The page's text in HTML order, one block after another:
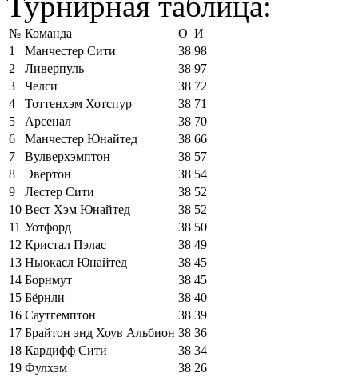
№ Команда О И
1
Манчестер Сити 38 98
2
Ливерпуль 38 97
3
Челси 38 72
4
Тоттенхэм Хотспур 38 71
5
Арсенал 38 70
6
Манчестер Юнайтед 38 66
7
Вулверхэмптон 38 57
8
Эвертон 38 54
9
Лестер Сити 38 52
10 Вест Хэм Юнайтед 38 52
11 Уотфорд 38 50
12 Кристал Пэлас 38 49
13 Ньюкасл Юнайтед 38 45
14 Борнмут 38 45
15 Бёрнли 38 40
16 Саутгемптон 38 39
17 Брайтон энд Хоув Альбион 38 36
18 Кардифф Сити 38 34
19 Фулхэм 38 26